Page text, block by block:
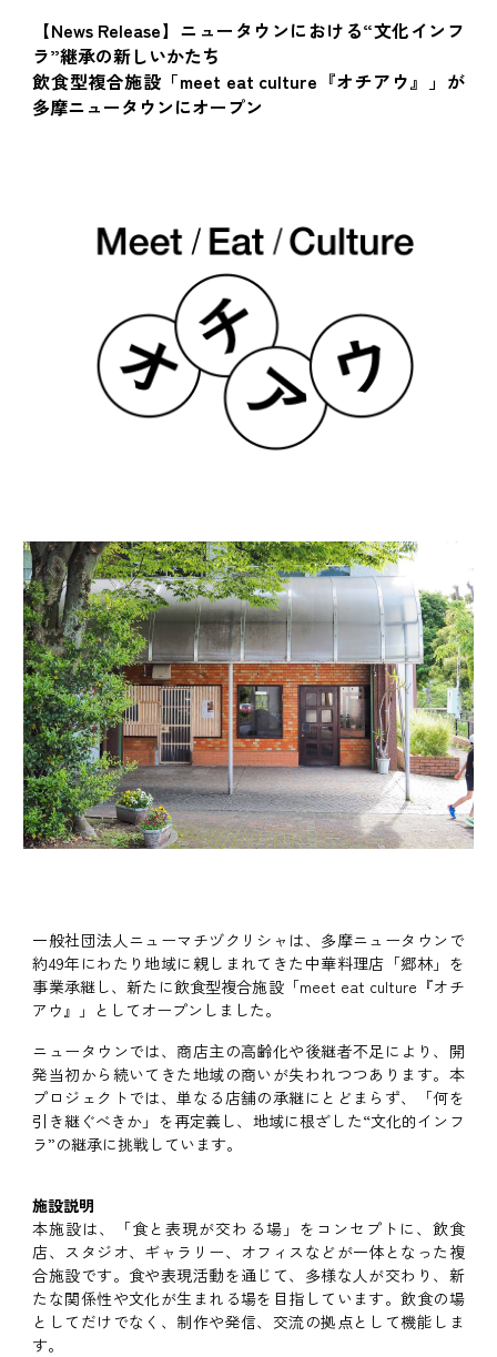
【News Release】ニュータウンにおける“文化インフ
ラ”継承の新しいかたち
飲食型複合施設「meet eat culture『オチアウ』」が
多摩ニュータウンにオープン
一般社団法人ニューマチヅクリシャは、多摩ニュータウンで
約49年にわたり地域に親しまれてきた中華料理店「郷林」を
事業承継し、新たに飲食型複合施設「meet eat culture『オチ
アウ』」としてオープンしました。
ニュータウンでは、商店主の高齢化や後継者不足により、開
発当初から続いてきた地域の商いが失われつつあります。本
プロジェクトでは、単なる店舗の承継にとどまらず、「何を
引き継ぐべきか」を再定義し、地域に根ざした“文化的インフ
ラ”の継承に挑戦しています。
施設説明
本施設は、「食と表現が交わる場」をコンセプトに、飲食
店、スタジオ、ギャラリー、オフィスなどが一体となった複
合施設です。食や表現活動を通じて、多様な人が交わり、新
たな関係性や文化が生まれる場を目指しています。飲食の場
としてだけでなく、制作や発信、交流の拠点として機能しま
す。